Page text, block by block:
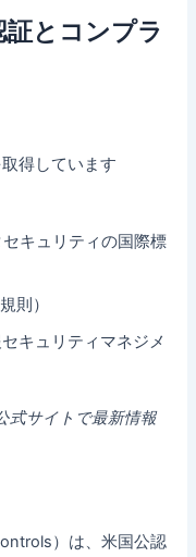
とコンプラ
得しています
セキュリティの国際標
則）
キュリティマネジメ
式サイトで最新情報
）は、米国公認